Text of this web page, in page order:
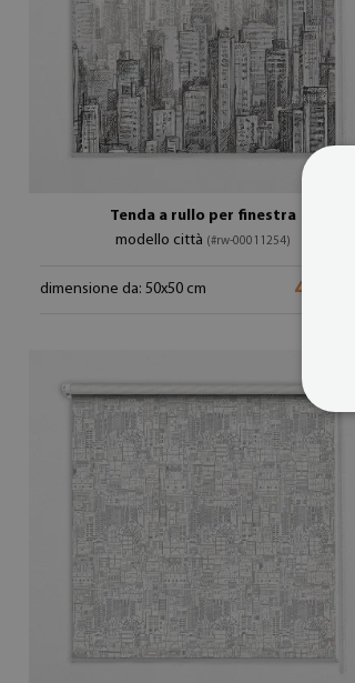
Tenda a rullo per finestra
modello città (#rw-00011254)
dimensione da: 50x50 cm 44.99